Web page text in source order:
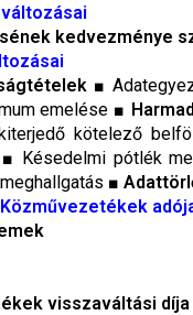
kedvezménye
■
emelése ■
kötelező
■ Késedelmi pótlék
■
visszaváltási